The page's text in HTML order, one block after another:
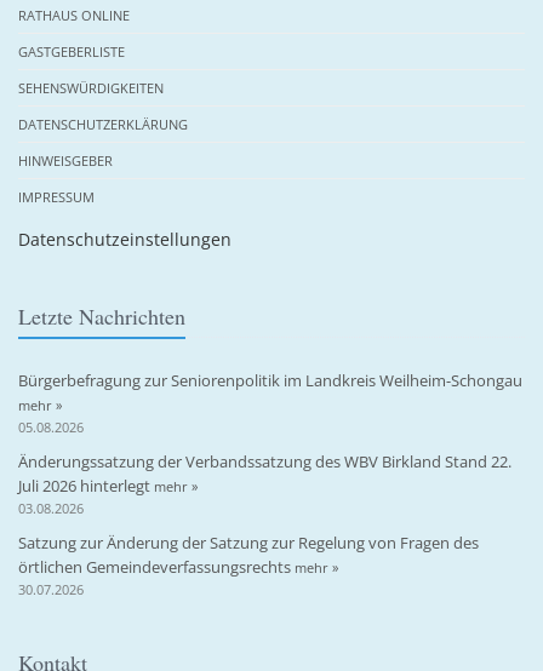
RATHAUS ONLINE
GASTGEBERLISTE
SEHENSWÜRDIGKEITEN
DATENSCHUTZERKLÄRUNG
HINWEISGEBER
IMPRESSUM
Datenschutzeinstellungen
Letzte Nachrichten
Bürgerbefragung zur Seniorenpolitik im Landkreis Weilheim-Schongau
mehr »
05.08.2026
Änderungssatzung der Verbandssatzung des WBV Birkland Stand 22.
Juli 2026 hinterlegt mehr »
03.08.2026
Satzung zur Änderung der Satzung zur Regelung von Fragen des
örtlichen Gemeindeverfassungsrechts mehr »
30.07.2026
Kontakt